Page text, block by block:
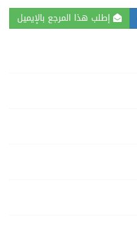
إطلب هذا المرجع بالإيميل